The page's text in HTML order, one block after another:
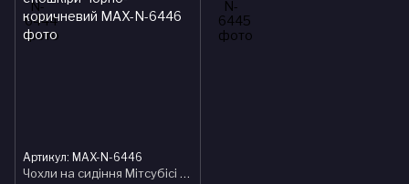
Артикул: MAX-N-6446
Чохли на сидіння Мітсубісі Грандіс (Mitsubishi Grandis) модельні MAX-N з екошкіри Чорно-коричневий